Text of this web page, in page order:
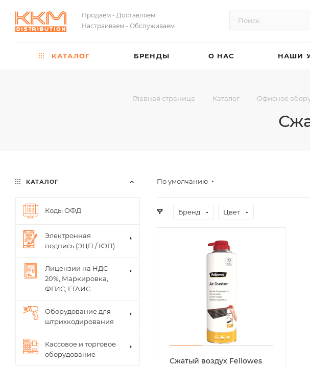
Продаем - Доставляем
Настраиваем - Обслуживаем
КАТАЛОГ БРЕНДЫ О НАС НАШИ
Главная страница — Каталог — Офисное
По умолчанию
Бренд Цвет
Сжатый воздух Fellowes
КАТАЛОГ
Коды ОФД
Электронная
подпись (ЭЦП / КЭП)
Лицензии на НДС
20%, Маркировка,
ФГИС, ЕГАИС
Оборудование для
штрихкодирования
Кассовое и торговое
оборудование